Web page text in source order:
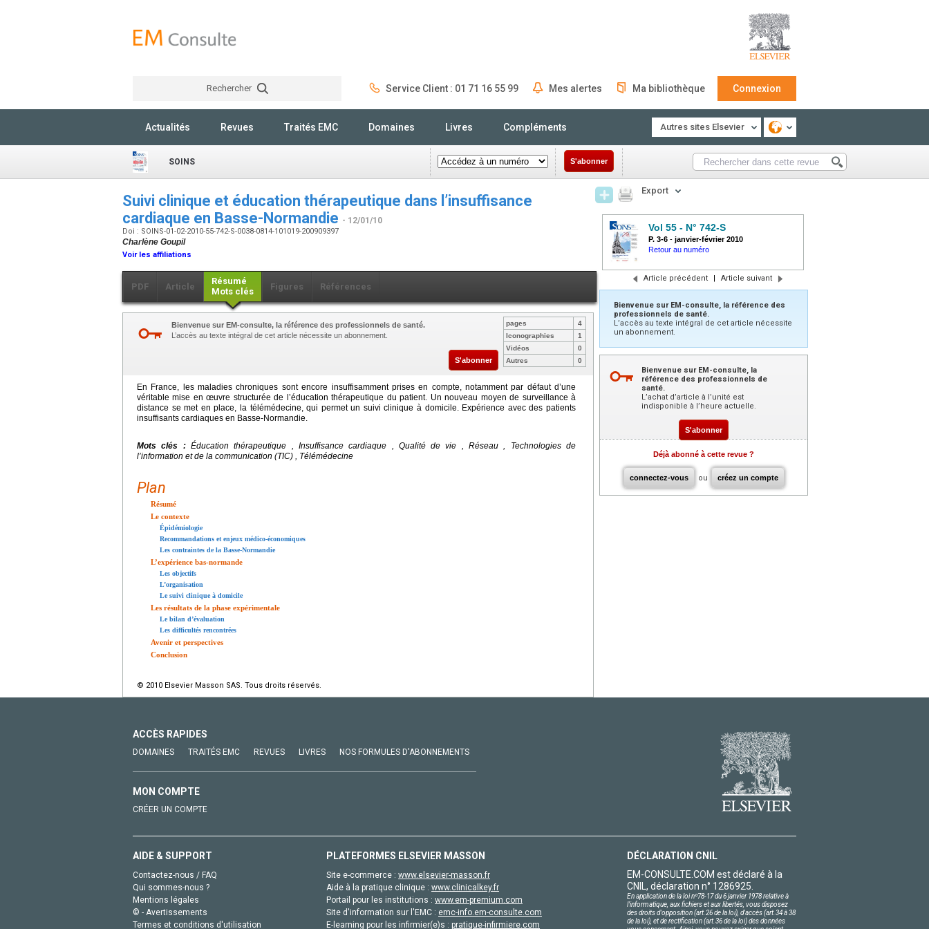
Rechercher Service Client : 01 71 16 55 99 Mes alertes Ma bibliothèque Connexion
Actualités Revues Traités EMC Domaines Livres Compléments Autres sites Elsevier
SOINS S'abonner
Suivi clinique et éducation thérapeutique dans l’insuffisance
cardiaque en Basse-Normandie - 12/01/10
Doi : SOINS-01-02-2010-55-742-S-0038-0814-101019-200909397
Charlène Goupil
Voir les affiliations
PDF Article
Résumé
Mots clés
Figures Références
Bienvenue sur EM-consulte, la référence des professionnels de santé.
L’accès au texte intégral de cet article nécessite un abonnement.
S'abonner
pages
4
Iconographies
1
Vidéos
0
Autres
0
En France, les maladies chroniques sont encore insuffisamment prises en compte, notamment par défaut d’une
véritable mise en œuvre structurée de l’éducation thérapeutique du patient. Un nouveau moyen de surveillance à
distance se met en place, la télémédecine, qui permet un suivi clinique à domicile. Expérience avec des patients
insuffisants cardiaques en Basse-Normandie.
Mots clés : Éducation thérapeutique , Insuffisance cardiaque , Qualité de vie , Réseau , Technologies de
l’information et de la communication (TIC) , Télémédecine
Plan
Résumé
Le contexte
Épidémiologie
Recommandations et enjeux médico-économiques
Les contraintes de la Basse-Normandie
L’expérience bas-normande
Les objectifs
L’organisation
Le suivi clinique à domicile
Les résultats de la phase expérimentale
Le bilan d’évaluation
Les difficultés rencontrées
Avenir et perspectives
Conclusion
© 2010 Elsevier Masson SAS. Tous droits réservés.
Export
Vol 55 - N° 742-S
P. 3-6 - janvier-février 2010
Retour au numéro
Article précédent | Article suivant
Bienvenue sur EM-consulte, la référence des
professionnels de santé.
L’accès au texte intégral de cet article nécessite
un abonnement.
Bienvenue sur EM-consulte, la
référence des professionnels de
santé.
L’achat d’article à l’unité est
indisponible à l’heure actuelle.
S'abonner
Déjà abonné à cette revue ?
connectez-vous ou créez un compte
ACCÈS RAPIDES
DOMAINES TRAITÉS EMC REVUES LIVRES NOS FORMULES D'ABONNEMENTS
MON COMPTE
CRÉER UN COMPTE
AIDE & SUPPORT
Contactez-nous / FAQ
Qui sommes-nous ?
Mentions légales
© - Avertissements
Termes et conditions d'utilisation
PLATEFORMES ELSEVIER MASSON
Site e-commerce : www.elsevier-masson.fr
Aide à la pratique clinique : www.clinicalkey.fr
Portail pour les institutions : www.em-premium.com
Site d'information sur l'EMC : emc-info.em-consulte.com
E-learning pour les infirmier(e)s : pratique-infirmiere.com
DÉCLARATION CNIL
EM-CONSULTE.COM est déclaré à la
CNIL, déclaration n° 1286925.
En application de la loi nº78-17 du 6 janvier 1978 relative à
l'informatique, aux fichiers et aux libertés, vous disposez
des droits d'opposition (art.26 de la loi), d'accès (art.34 à 38
de la loi), et de rectification (art.36 de la loi) des données